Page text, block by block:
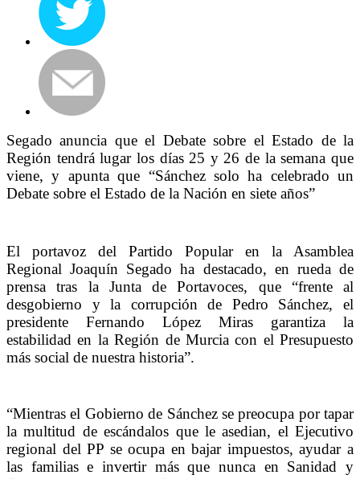
Segado anuncia que el Debate sobre el Estado de la
Región tendrá lugar los días 25 y 26 de la semana que
viene, y apunta que “Sánchez solo ha celebrado un
Debate sobre el Estado de la Nación en siete años”
El portavoz del Partido Popular en la Asamblea
Regional Joaquín Segado ha destacado, en rueda de
prensa tras la Junta de Portavoces, que “frente al
desgobierno y la corrupción de Pedro Sánchez, el
presidente Fernando López Miras garantiza la
estabilidad en la Región de Murcia con el Presupuesto
más social de nuestra historia”.
“Mientras el Gobierno de Sánchez se preocupa por tapar
la multitud de escándalos que le asedian, el Ejecutivo
regional del PP se ocupa en bajar impuestos, ayudar a
las familias e invertir más que nunca en Sanidad y